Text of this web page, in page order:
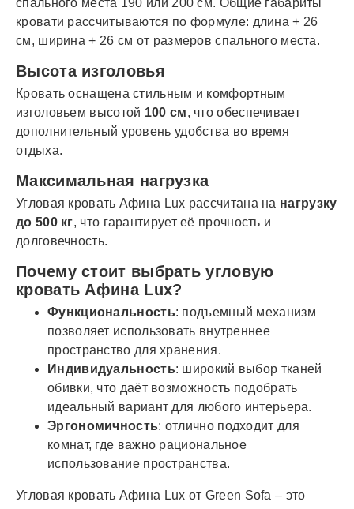
кровати рассчитываются по формуле: длина + 26
см, ширина + 26 см от размеров спального места.
Высота изголовья
Кровать оснащена стильным и комфортным
изголовьем высотой 100 см, что обеспечивает
дополнительный уровень удобства во время
отдыха.
Максимальная нагрузка
Угловая кровать Афина Lux рассчитана на нагрузку
до 500 кг, что гарантирует её прочность и
долговечность.
Почему стоит выбрать угловую
кровать Афина Lux?
Функциональность: подъемный механизм
позволяет использовать внутреннее
пространство для хранения.
Индивидуальность: широкий выбор тканей
обивки, что даёт возможность подобрать
идеальный вариант для любого интерьера.
Эргономичность: отлично подходит для
комнат, где важно рациональное
использование пространства.
Угловая кровать Афина Lux от Green Sofa – это